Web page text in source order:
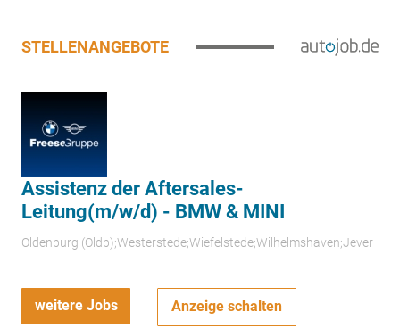
STELLENANGEBOTE
Assistenz der Aftersales-
Leitung(m/w/d) - BMW & MINI
Oldenburg (Oldb);Westerstede;Wiefelstede;Wilhelmshaven;Jever
weitere Jobs Anzeige schalten